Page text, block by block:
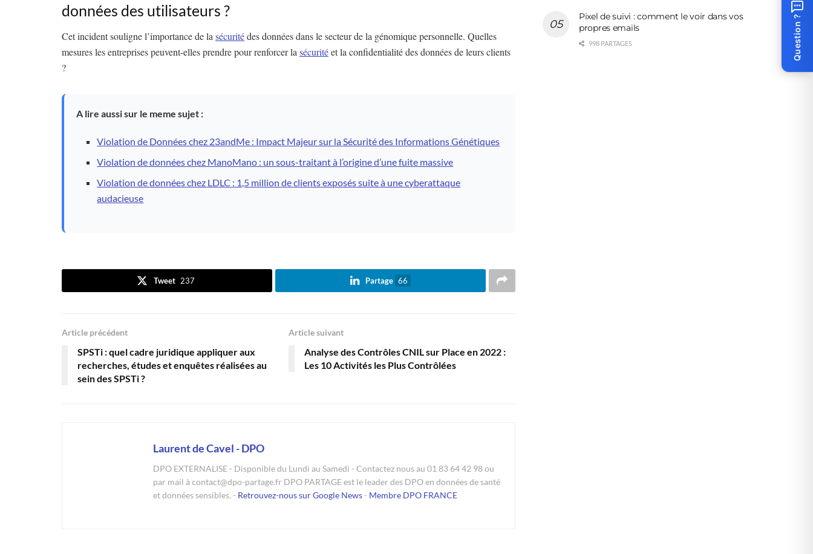
données des utilisateurs ?
Cet incident souligne l’importance de lasécuritédes données dans le secteur de la génomique personnelle. Quelles
mesures les entreprises peuvent-elles prendre pour renforcer lasécuritéet la confidentialité des données de leurs clients
?
A lire aussi sur le meme sujet :
Violation de Données chez 23andMe : Impact Majeur sur la Sécurité des Informations Génétiques
Violation de données chez ManoMano : un sous-traitant à l’origine d’une fuite massive
Violation de données chez LDLC : 1,5 million de clients exposés suite à une cyberattaque
audacieuse
Tweet 237 Partage 66
Article précédent
SPSTi : quel cadre juridique appliquer aux
recherches, études et enquêtes réalisées au
sein des SPSTi ?
Article suivant
Analyse des Contrôles CNIL sur Place en 2022 :
Les 10 Activités les Plus Contrôlées
Laurent de Cavel - DPO
DPO EXTERNALISE - Disponible du Lundi au Samedi - Contactez nous au 01 83 64 42 98 ou
par mail à contact@dpo-partage.fr DPO PARTAGE est le leader des DPO en données de santé
et données sensibles. - Retrouvez-nous sur Google News- Membre DPO FRANCE
Pixel de suivi : comment le voir dans vos
propres emails
998 PARTAGES Question ?